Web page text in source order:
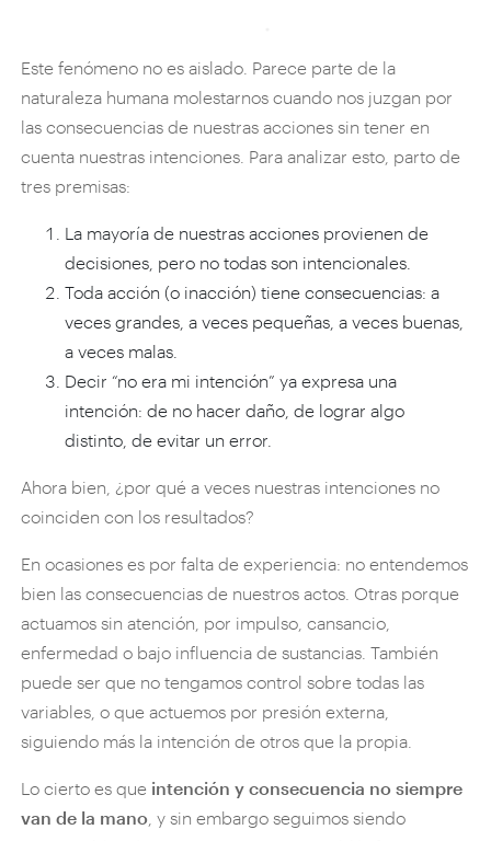
Este fenómeno no es aislado. Parece parte de la
naturaleza humana molestarnos cuando nos juzgan por
las consecuencias de nuestras acciones sin tener en
cuenta nuestras intenciones. Para analizar esto, parto de
tres premisas:
La mayoría de nuestras acciones provienen de
decisiones, pero no todas son intencionales.
Toda acción (o inacción) tiene consecuencias: a
veces grandes, a veces pequeñas, a veces buenas,
a veces malas.
Decir “no era mi intención” ya expresa una
intención: de no hacer daño, de lograr algo
distinto, de evitar un error.
Ahora bien, ¿por qué a veces nuestras intenciones no
coinciden con los resultados?
En ocasiones es por falta de experiencia: no entendemos
bien las consecuencias de nuestros actos. Otras porque
actuamos sin atención, por impulso, cansancio,
enfermedad o bajo influencia de sustancias. También
puede ser que no tengamos control sobre todas las
variables, o que actuemos por presión externa,
siguiendo más la intención de otros que la propia.
Lo cierto es que intención y consecuencia no siempre
van de la mano , y sin embargo seguimos siendo